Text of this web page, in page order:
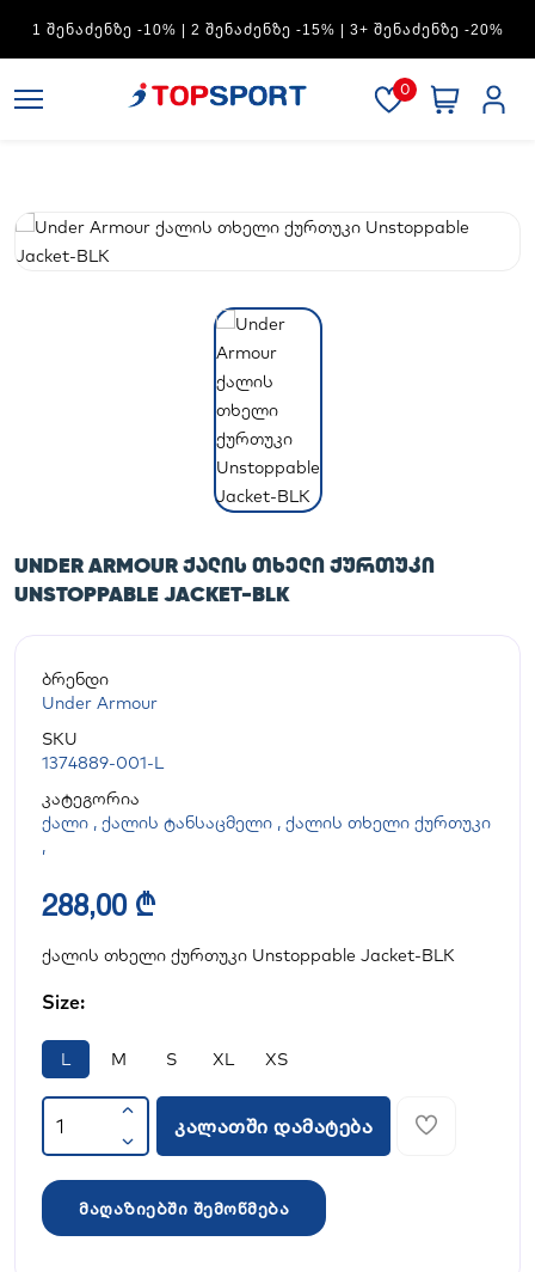
1 ᲨᲔᲜᲐᲫᲔᲜᲖᲔ -10% | 2 ᲨᲔᲜᲐᲫᲔᲜᲖᲔ -15% | 3+ ᲨᲔᲜᲐᲫᲔᲜᲖᲔ -20%
0
UNDER ARMOUR ᲥᲐᲚᲘᲡ ᲗᲮᲔᲚᲘ ᲥᲣᲠᲗᲣᲙᲘ
UNSTOPPABLE JACKET-BLK
ბრენდი
Under Armour
SKU
1374889-001-L
კატეგორია
ქალი , ქალის ტანსაცმელი , ქალის თხელი ქურთუკი
,
288,00 ₾
ქალის თხელი ქურთუკი Unstoppable Jacket-BLK
Size:
L M S XL XS
კალათში დამატება
მაღაზიებში შემოწმება